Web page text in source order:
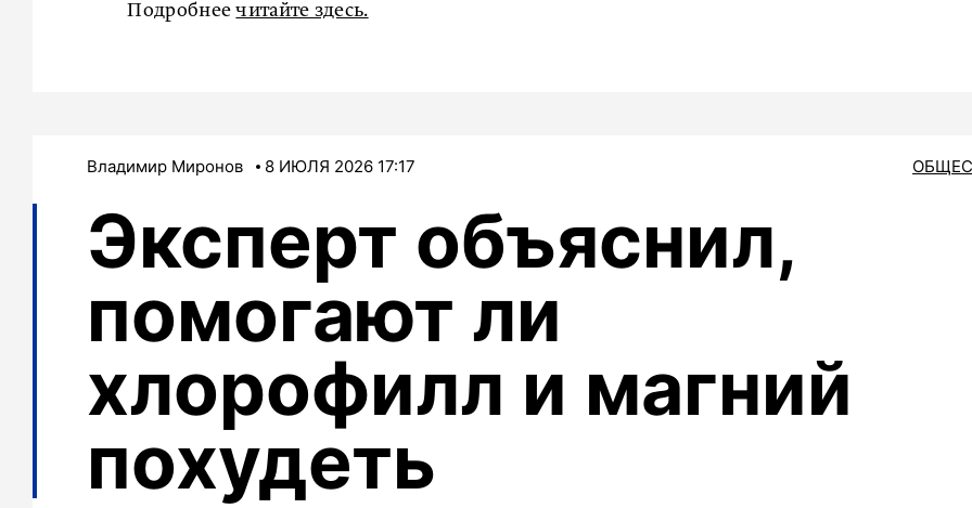
Подробнеечитайте здесь.
Владимир Миронов 8 ИЮЛЯ 2026 17:17
Эксперт объяснил,
помогают ли
хлорофилл и магний
похудеть